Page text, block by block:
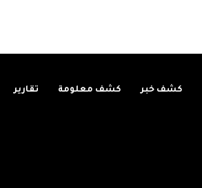
كشف خبر كشف معلومة تقارير